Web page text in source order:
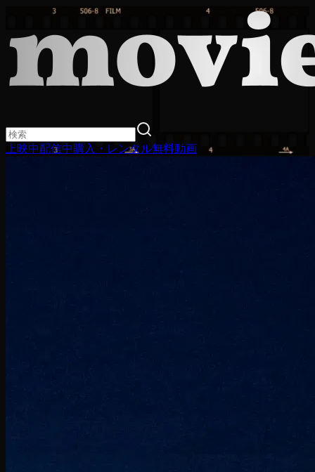
上映中配信中購入・レンタル無料動画